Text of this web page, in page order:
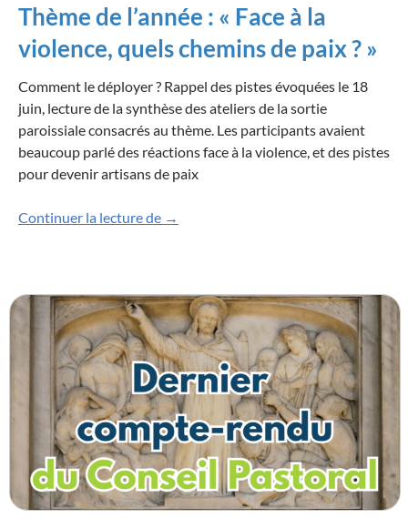
Thème de l’année : « Face à la
violence, quels chemins de paix ? »
Comment le déployer ? Rappel des pistes évoquées le 18
juin, lecture de la synthèse des ateliers de la sortie
paroissiale consacrés au thème. Les participants avaient
beaucoup parlé des réactions face à la violence, et des pistes
pour devenir artisans de paix
Continuer la lecture de Compte-rendu du Conseil Pastoral
→